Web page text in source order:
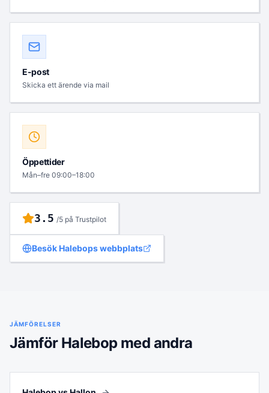
E-post
Skicka ett ärende via mail
Öppettider
Mån–fre 09:00–18:00
3.5 /5 på Trustpilot
BesökHalebops webbplats
JÄMFÖRELSER
Jämför Halebopmed andra